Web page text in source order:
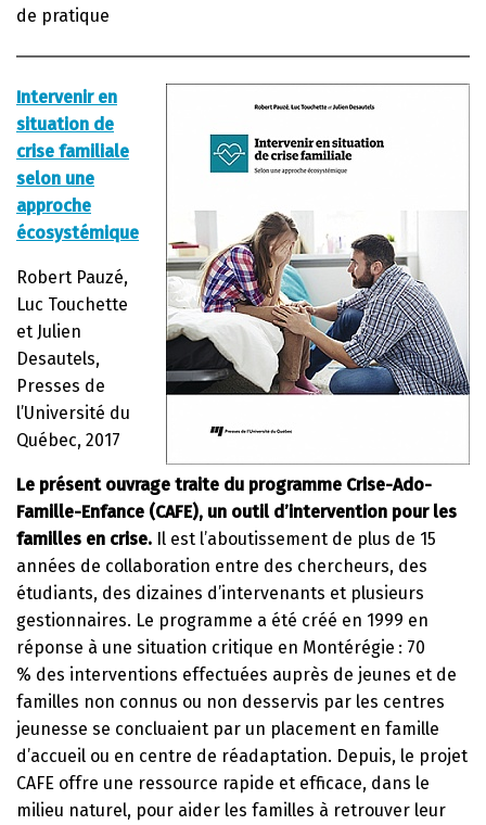
de pratique
Intervenir en
situation de
crise familiale
selon une
approche
écosystémique
Robert Pauzé,
Luc Touchette
et Julien
Desautels,
Presses de
l’Université du
Québec, 2017
Le présent ouvrage traite du programme Crise-Ado-
Famille-Enfance (CAFE), un outil d’intervention pour les
familles en crise. Il est l’aboutissement de plus de 15
années de collaboration entre des chercheurs, des
étudiants, des dizaines d’intervenants et plusieurs
gestionnaires. Le programme a été créé en 1999 en
réponse à une situation critique en Montérégie : 70
% des interventions effectuées auprès de jeunes et de
familles non connus ou non desservis par les centres
jeunesse se concluaient par un placement en famille
d’accueil ou en centre de réa­daptation. Depuis, le projet
CAFE offre une ressource rapide et efficace, dans le
milieu naturel, pour aider les familles à retrouver leur